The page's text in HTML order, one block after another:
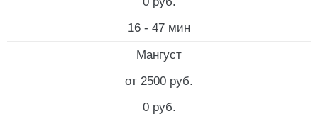
16 - 47 мин
Мангуст
от 2500 руб.
0 руб.